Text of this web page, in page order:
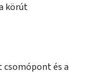
körút
csomópont és a